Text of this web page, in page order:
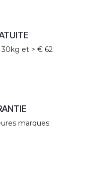
et > € 62
marques